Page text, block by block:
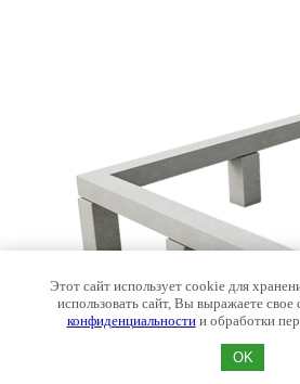
Этот сайт использует cookie для
использовать сайт, Вы выражаете свое
конфиденциальностии обработки
OK